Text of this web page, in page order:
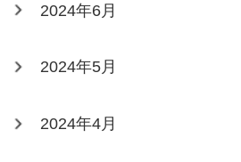
2024年6月
2024年5月
2024年4月